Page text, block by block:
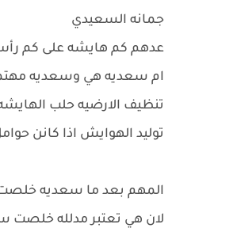
جمانه السعيدي
عدهم كم هايشه على كم
ام سعديه هي وسعديه
تنظيف الارضيه حلب
توليد الهوايش اذا كانن
المهم بعد ما سعديه خلصت
لان هي تعتبر مدلله